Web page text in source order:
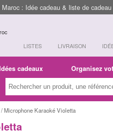
: Idée cadeau & liste de cadeau
LISTES LIVRAISON
cadeaux Organisez
/ Microphone Karaoké Violetta